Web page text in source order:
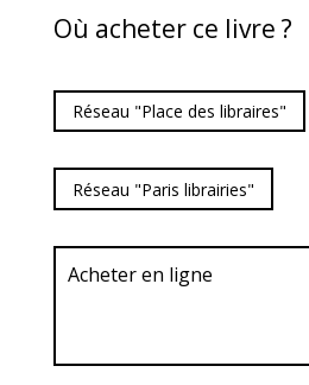
Où acheter ce livre ?
Réseau "Place des libraires"
Réseau "Paris librairies"
Acheter en ligne